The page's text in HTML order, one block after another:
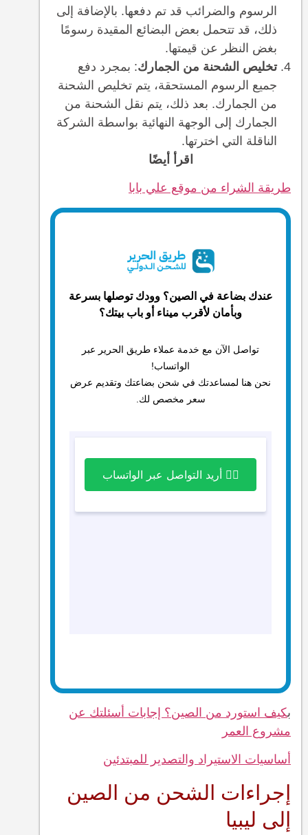
الرسوم والضرائب قد تم دفعها. بالإضافة إلى
ذلك، قد تتحمل بعض البضائع المقيدة رسومًا
بغض النظر عن قيمتها.
تخليص الشحنة من الجمارك: بمجرد دفع
جميع الرسوم المستحقة، يتم تخليص الشحنة
من الجمارك. بعد ذلك، يتم نقل الشحنة من
الجمارك إلى الوجهة النهائية بواسطة الشركة
الناقلة التي اخترتها.
اقرأ أيضًا
طريقة الشراء من موقع علي بابا
عندك بضاعة في الصين؟ وودك توصلها بسرعة
وبأمان لأقرب ميناء أو باب بيتك؟
تواصل الآن مع خدمة عملاء طريق الحرير عبر
الواتساب!
نحن هنا لمساعدتك في شحن بضاعتك وتقديم عرض
سعر مخصص لك.
بكيف استورد من الصين؟ إجابات أسئلتك عن
مشروع العمر
أساسيات الاستيراد والتصدير للمبتدئين
إجراءات الشحن من الصين
إلى ليبيا